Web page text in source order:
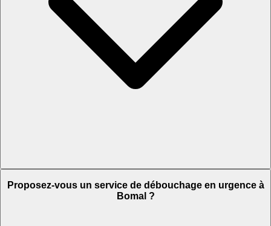
Proposez-vous un service de débouchage en urgence à
Bomal ?